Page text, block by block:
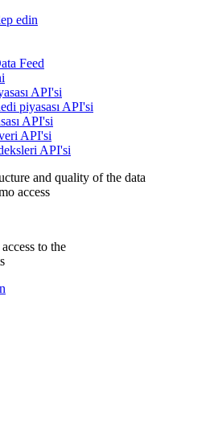
edin
Feed
API'si
piyasası API'si
API'si
API'si
API'si
and quality of the data
access
to the